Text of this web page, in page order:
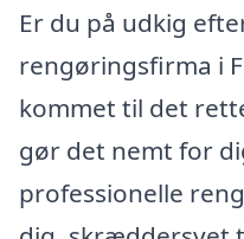
Er du på udkig
rengøringsfirma i
kommet til det
gør det nemt for
professionelle